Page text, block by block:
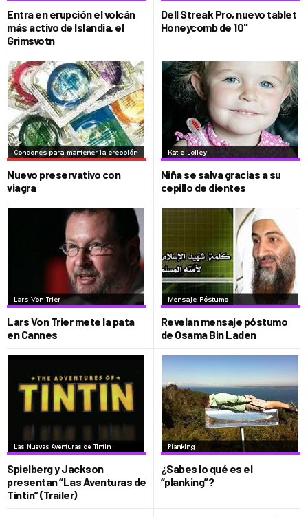
Entra en erupción el volcán
más activo de Islandia, el
Grimsvotn
Dell Streak Pro, nuevo tablet
Honeycomb de 10"
Nuevo preservativo con
viagra
Niña se salva gracias a su
cepillo de dientes
Lars Von Trier mete la pata
en Cannes
Revelan mensaje póstumo
de Osama Bin Laden
Spielberg y Jackson
presentan “Las Aventuras de
Tintín” (Trailer)
¿Sabes lo qué es el
“planking”?